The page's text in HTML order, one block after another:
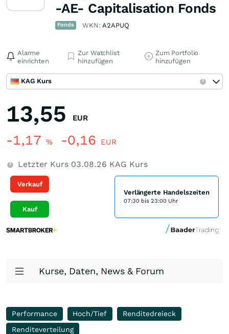
-AE- Capitalisation Fonds
Fonds WKN:A2APUQ
Alarme
einrichten
Zur Watchlist
hinzufügen
Zum Portfolio
hinzufügen
KAG Kurs
13,55 EUR
-1,17 % -0,16 EUR
Letzter Kurs 03.08.26 KAG Kurs
Verkauf
Kauf
Verlängerte Handelszeiten
07:30 bis 23:00 Uhr
Kurse, Daten, News & Forum
Performance Hoch/Tief
Renditedreieck
Renditeverteilung